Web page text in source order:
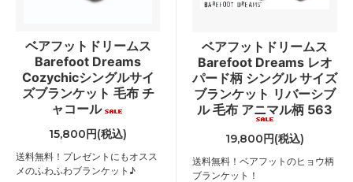
ベアフットドリームス
Barefoot Dreams
Cozychicシングルサイ
ズブランケット 毛布 チ
ャコール
15,800円(税込)
送料無料！プレゼントにもオスス
メのふわふわブランケット♪
ベアフットドリームス
Barefoot Dreams レオ
パード柄 シングル サイズ
ブランケット リバーシブ
ル 毛布 アニマル柄 563
19,800円(税込)
送料無料！ベアフットのヒョウ柄
ブランケット！